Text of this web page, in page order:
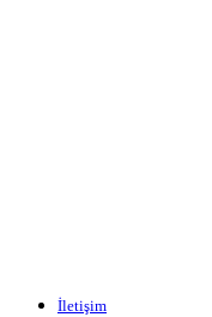
İletişim